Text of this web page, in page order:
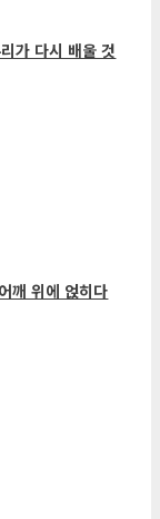
가 다시 배울 것
위에 얹히다